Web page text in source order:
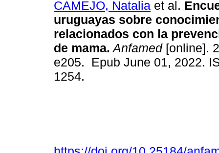
CAMEJO, Natalia et al.
uruguayas sobre
relacionados con la
de mama. Anfamed[online].
e205. Epub June 01, 2022.
1254.